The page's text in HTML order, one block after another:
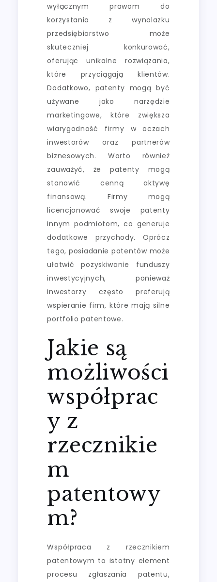
wyłącznym prawom do
korzystania z wynalazku
przedsiębiorstwo może
skuteczniej konkurować,
oferując unikalne rozwiązania,
które przyciągają klientów.
Dodatkowo, patenty mogą być
używane jako narzędzie
marketingowe, które zwiększa
wiarygodność firmy w oczach
inwestorów oraz partnerów
biznesowych. Warto również
zauważyć, że patenty mogą
stanowić cenną aktywę
finansową. Firmy mogą
licencjonować swoje patenty
innym podmiotom, co generuje
dodatkowe przychody. Oprócz
tego, posiadanie patentów może
ułatwić pozyskiwanie funduszy
inwestycyjnych, ponieważ
inwestorzy często preferują
wspieranie firm, które mają silne
portfolio patentowe.
Jakie są
możliwości
współprac
y z
rzecznikie
m
patentowy
m?
Współpraca z rzecznikiem
patentowym to istotny element
procesu zgłaszania patentu,